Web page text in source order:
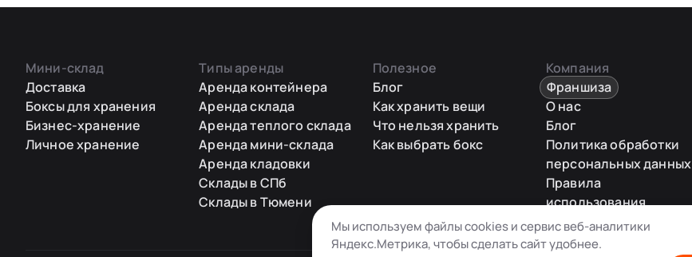
Мини-склад
Доставка
Боксы для хранения
Бизнес-хранение
Личное хранение
Типы аренды
Аренда контейнера
Аренда склада
Аренда теплого склада
Аренда мини-склада
Аренда кладовки
Склады в СПб
Склады в Тюмени
Полезное
Блог
Как хранить вещи
Что нельзя хранить
Как выбрать бокс
Компания
Франшиза
О нас
Блог
Политика обработки
персональных данных
Правила
использования
промокодов
Карта сайта
Мы используем файлы cookies и сервис веб-аналитики
Яндекс.Метрика, чтобы сделать сайт удобнее.